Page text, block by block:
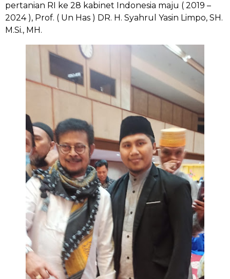
pertanian RI ke 28 kabinet Indonesia maju ( 2019 –
2024 ), Prof. ( Un Has ) DR. H. Syahrul Yasin Limpo, SH.
M.Si., MH.